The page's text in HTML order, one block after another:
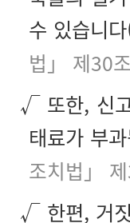
수 있습니
법」 제30
√ 또한, 신
태료가 부
조치법」
√ 한편, 거